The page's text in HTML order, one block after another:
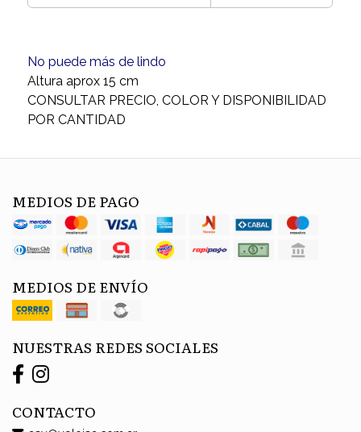
No puede más de lindo
Altura aprox 15 cm
CONSULTAR PRECIO, COLOR Y DISPONIBILIDAD
POR CANTIDAD
MEDIOS DE PAGO
MEDIOS DE ENVÍO
NUESTRAS REDES SOCIALES
CONTACTO